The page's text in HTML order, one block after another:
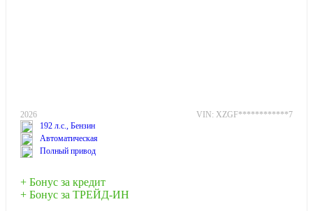
2026
VIN: XZGF************7
192 л.с., Бензин
Автоматическая
Полный привод
+ Бонус за кредит
+ Бонус за ТРЕЙД-ИН